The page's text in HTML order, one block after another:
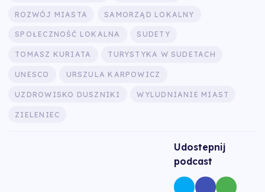
ROZWÓJ MIASTA SAMORZĄD LOKALNY
SPOŁECZNOŚĆ LOKALNA SUDETY
TOMASZ KURIATA TURYSTYKA W SUDETACH
UNESCO URSZULA KARPOWICZ
UZDROWISKO DUSZNIKI WYLUDNIANIE MIAST
ZIELENIEC
Udostepnij
podcast